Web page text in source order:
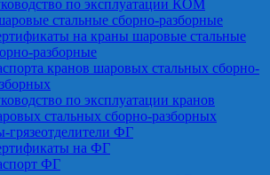
по эксплуатации КОМ
стальные сборно-разборные
на краны шаровые стальные
разборные
кранов шаровых стальных сборно-
по эксплуатации кранов
стальных сборно-разборных
грязеотделители ФГ
на ФГ
ФГ